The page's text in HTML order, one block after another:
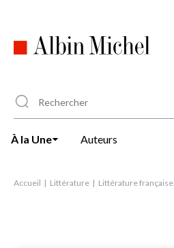
principal
À la Une Auteurs
Accueil Littérature Littérature française